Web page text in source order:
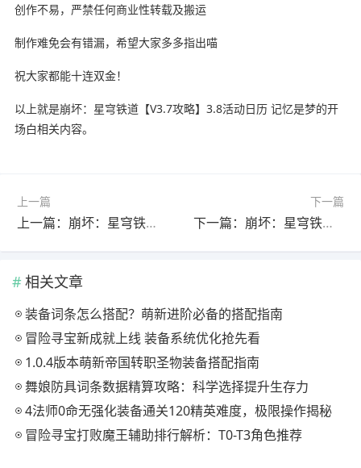
创作不易，严禁任何商业性转载及搬运
制作难免会有错漏，希望大家多多指出喵
祝大家都能十连双金！
以上就是崩坏：星穹铁道【V3.7攻略】3.8活动日历 记忆是梦的开
场白相关内容。
上一篇
上一篇：崩坏：星穹铁道【V3.7攻略】3.8前瞻｜大丽花机制简析，主线剧情预告
下一篇
下一篇：崩坏：星穹铁道【V3.7攻略】大丽花抽取建议｜0魂值得吗？星魂光锥加金分析
相关文章
装备词条怎么搭配？萌新进阶必备的搭配指南
冒险寻宝新成就上线 装备系统优化抢先看
1.0.4版本萌新帝国转职圣物装备搭配指南
舞娘防具词条数据精算攻略：科学选择提升生存力
4法师0命无强化装备通关120精英难度，极限操作揭秘
冒险寻宝打败魔王辅助排行解析：T0-T3角色推荐